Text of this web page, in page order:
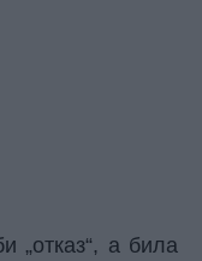
„отказ“, а била